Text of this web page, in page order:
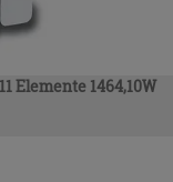
Elemente 1464,10W